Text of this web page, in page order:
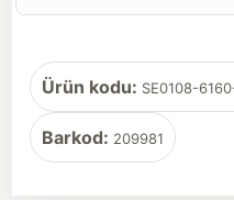
Ürün kodu: SE0108-
Barkod: 209981